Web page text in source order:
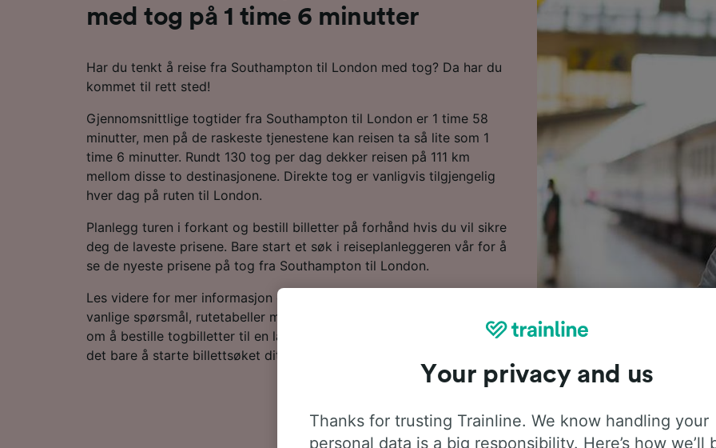
med tog på 1 time 6 minutter
Har du tenkt å reise fra Southampton til London med tog? Da har du
kommet til rett sted!
Gjennomsnittlige togtider fra Southampton til London er 1 time 58
minutter, men på de raskeste tjenestene kan reisen ta så lite som 1
time 6 minutter. Rundt 130 tog per dag dekker reisen på 111 km
mellom disse to destinasjonene. Direkte tog er vanligvis tilgjengelig
hver dag på ruten til London.
Planlegg turen i forkant og bestill billetter på forhånd hvis du vil sikre
deg de laveste prisene. Bare start et søk i reiseplanleggeren vår for å
se de nyeste prisene på tog fra Southampton til London.
Les videre for mer informasjon om togreisen til London, inkludert
vanlige spørsmål, rutetabeller med de første og siste togene og tips
om å bestille togbilletter til en lav pris. Hvis du er klar til å bestille, er
det bare å starte billettsøket ditt hos oss.
Your privacy and us
Thanks for trusting Trainline. We know handling your
personal data is a big responsibility. Here’s how we’ll